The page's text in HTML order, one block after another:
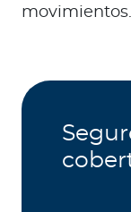
movimientos.